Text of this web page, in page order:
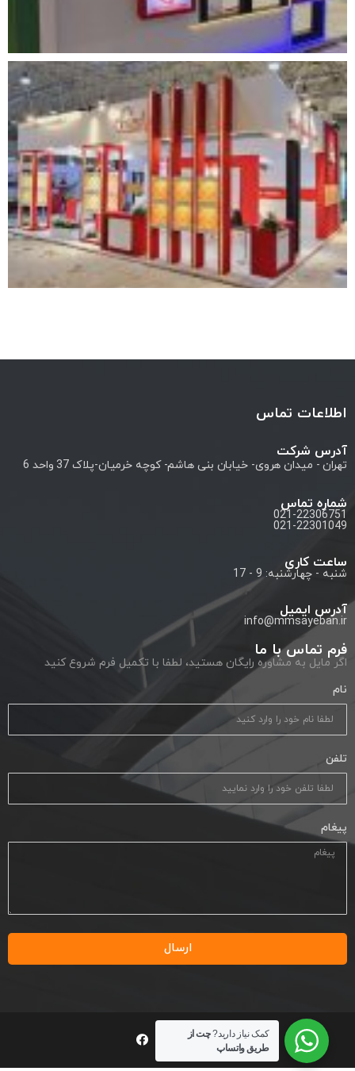
اطلاعات تماس
آدرس شرکت
تهران - میدان هروی- خیابان بنی هاشم- کوچه خرمیان-پلاک 37 واحد 6
شماره تماس
021-22306751
021-22301049
ساعت کاری
شنبه - چهارشنبه: 9 - 17
آدرس ایمیل
info@mmsayeban.ir
فرم تماس با ما
اگر مایل به مشاوره رایگان هستید، لطفا با تکمیل فرم شروع کنید
نام
تلفن
پیغام
ارسال
کمک نیاز دارید?چت از
طریق واتساپ